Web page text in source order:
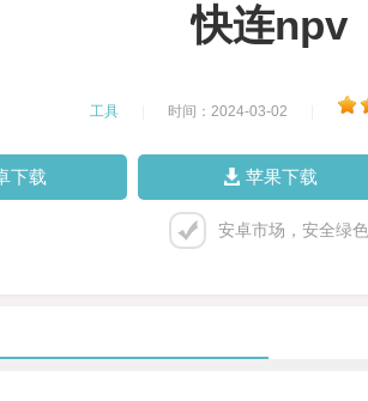
快连npv
工具 时间：2024-03-02
下载 苹果下载
安卓市场，安全绿色